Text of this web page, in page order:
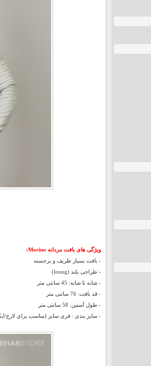
ویژگی های بافت مردانه Morino:
- بافت بسيار ظریف و برجسته
- طراحی بلند (loung)
- شانه تا شانه: 45 سانتی متر
- قد بافت: 76 سانتی متر
- طول آستین: 58 سانتی متر
- سايز بندی : فری سایز (مناسب برای لارج/